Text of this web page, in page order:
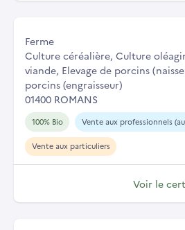
Ferme
Culture céréalière, Culture
viande, Elevage de porcins
porcins (engraisseur)
01400 ROMANS
100% Bio Vente aux professionnels
Vente aux particuliers
Voir le